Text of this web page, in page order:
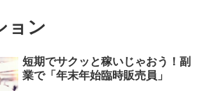
ョン
短期でサクッと稼いじゃおう！副
業で「年末年始臨時販売員」